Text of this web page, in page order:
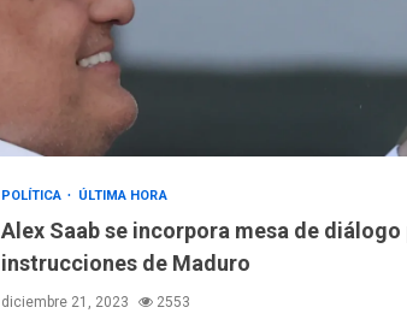
POLÍTICA ÚLTIMA HORA
Alex Saab se incorpora mesa de diálogo
instrucciones de Maduro
diciembre 21, 2023 2553